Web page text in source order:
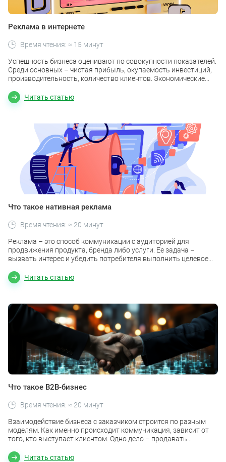
Реклама в интернете
Успешность бизнеса оценивают по совокупности показателей.
Среди основных – чистая прибыль, окупаемость инвестиций,
производительность, количество клиентов. Экономические...
Читать статью
Время чтения: ≈ 15 минут
Что такое нативная реклама
Реклама – это способ коммуникации с аудиторией для
продвижения продукта, бренда либо услуги. Ее задача –
вызвать интерес и убедить потребителя выполнить целевое...
Читать статью
Время чтения: ≈ 20 минут
Что такое B2B-бизнес
Взаимодействие бизнеса с заказчиком строится по разным
моделям. Как именно происходит коммуникация, зависит от
того, кто выступает клиентом. Одно дело – продавать...
Читать статью
Время чтения: ≈ 20 минут